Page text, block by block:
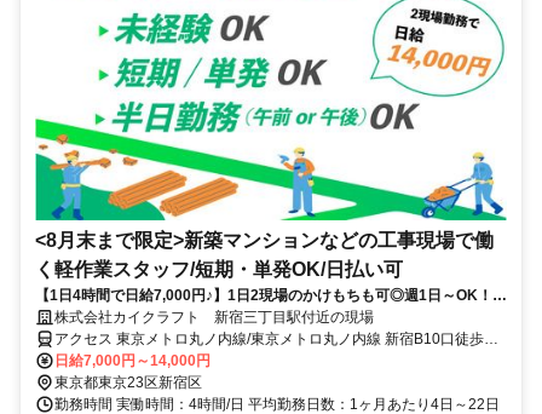
<8月末まで限定>新築マンションなどの工事現場で働
く軽作業スタッフ/短期・単発OK/日払い可
【1日4時間で日給7,000円♪】1日2現場のかけもちも可◎週1日～OK！午
前・午後のみOK／即日リモート面接実施中／Wワーク(副業)大歓迎！／
1か月20回勤務で20,000円ボーナス支給キャンペーンスタート実施中!!
株式会社カイクラフト 新宿三丁目駅付近の現場
アクセス 東京メトロ丸ノ内線/東京メトロ丸ノ内線 新宿B10口徒歩約2
分、ＪＲ湘南新宿ライン 新宿B10口徒歩約2分、東京メトロ丸ノ内線
新宿三丁目B8口徒歩約2分
日給7,000円～14,000円
東京都東京23区新宿区
勤務時間 実働時間：4時間/日 平均勤務日数：1ヶ月あたり4日～22日